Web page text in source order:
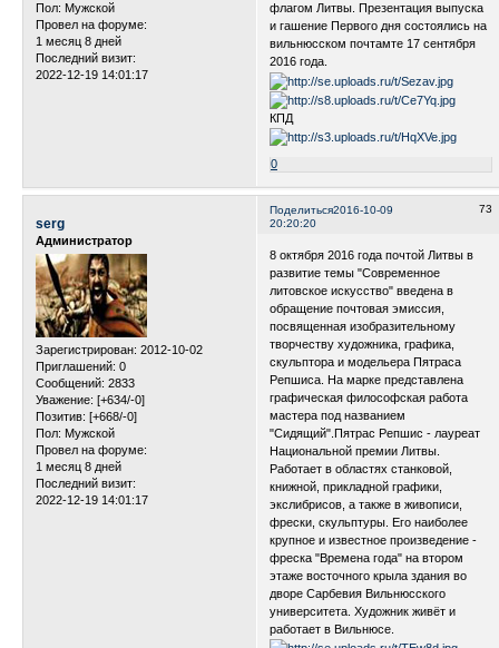
Пол: Мужской
Провел на форуме:
1 месяц 8 дней
Последний визит:
2022-12-19 14:01:17
флагом Литвы. Презентация выпуска
и гашение Первого дня состоялись на
вильнюсском почтамте 17 сентября
2016 года.
КПД
0
Поделиться 73
2016-10-09
20:20:20
serg
Администратор
Зарегистрирован: 2012-10-02
Приглашений: 0
Сообщений: 2833
Уважение: [+634/-0]
Позитив: [+668/-0]
Пол: Мужской
Провел на форуме:
1 месяц 8 дней
Последний визит:
2022-12-19 14:01:17
8 октября 2016 года почтой Литвы в
развитие темы "Современное
литовское искусство" введена в
обращение почтовая эмиссия,
посвященная изобразительному
творчеству художника, графика,
скульптора и модельера Пятраса
Репшиса. На марке представлена
графическая философская работа
мастера под названием
"Сидящий".Пятрас Репшис - лауреат
Национальной премии Литвы.
Работает в областях станковой,
книжной, прикладной графики,
экслибрисов, а также в живописи,
фрески, скульптуры. Его наиболее
крупное и известное произведение -
фреска "Времена года" на втором
этаже восточного крыла здания во
дворе Сарбевия Вильнюсского
университета. Художник живёт и
работает в Вильнюсе.